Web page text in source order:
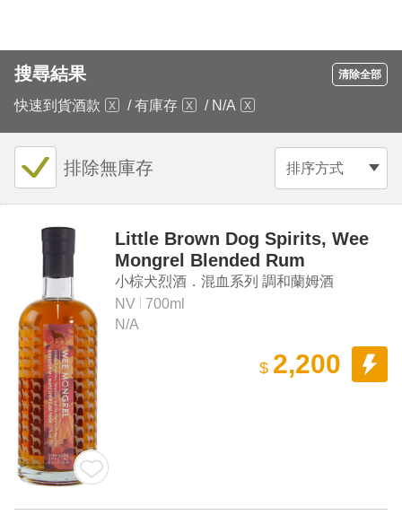
搜尋結果 清除全部
快速到貨酒款 / 有庫存 / N/A
排序方式
排除無庫存
Little Brown Dog Spirits, Wee
Mongrel Blended Rum
小棕犬烈酒．混血系列 調和蘭姆酒
NV
700ml
N/A
$ 2,200